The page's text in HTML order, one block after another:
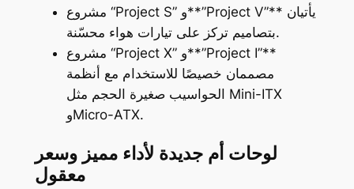
مشروع “Project S” و**”Project V”** يأتيان
بتصاميم تركز على تيارات هواء محسّنة.
مشروع “Project X” و**”Project I”**
مصممان خصيصًا للاستخدام مع أنظمة
الحواسيب صغيرة الحجم مثل Mini-ITX
وMicro-ATX.
لوحات أم جديدة لأداء مميز وسعر
معقول